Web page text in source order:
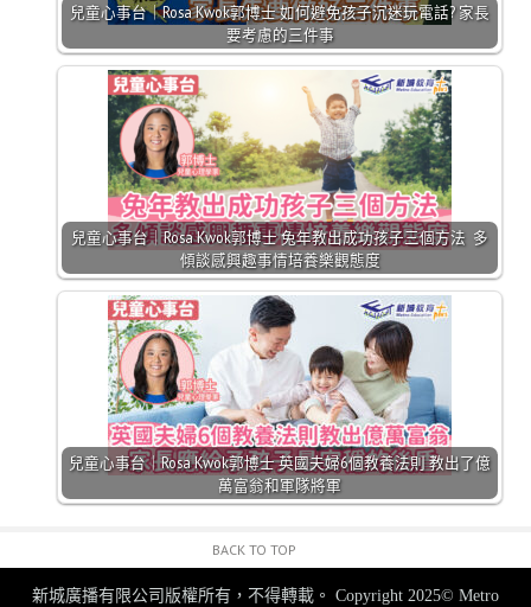
兒童心事台｜Rosa Kwok郭博士 如何避免孩子沉迷玩電話? 家長
要考慮的三件事
兒童心事台｜Rosa Kwok郭博士 兔年教出成功孩子三個方法 多
傾談感興趣事情培養樂觀態度
兒童心事台｜Rosa Kwok郭博士 英國夫婦6個教養法則 教出了億
萬富翁和軍隊將軍
BACK TO TOP
新城廣播有限公司版權所有，不得轉載。 Copyright 2025© Metro